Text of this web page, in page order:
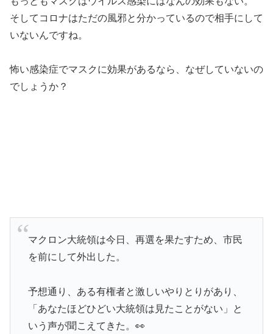
そしてコロナはただの風邪と分かっているので相手にして
いないんですね。
怖い感染症でマスクに効果があるなら、なぜしていないの
でしょうか？
マクロン大統領は今日、再選を果たすため、市民
を前にして外出した。
予想通り、ある有権者と激しいやりとりがあり、
「あなたほどひどい大統領は見たことがない」と
いう声が聞こえてきた。👀